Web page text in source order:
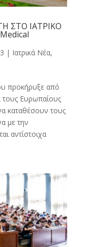
ΣΤΟ ΙΑΤΡΙΚΟ
| Ιατρικά Νέα,
προκήρυξε από
τους Ευρωπαίους
καταθέσουν τους
με την
αντίστοιχα